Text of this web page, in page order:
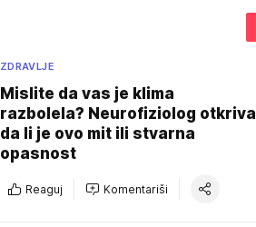
ZDRAVLJE
Mislite da vas je klima
razbolela? Neurofiziolog otkriva
da li je ovo mit ili stvarna
opasnost
Reaguj Komentariši